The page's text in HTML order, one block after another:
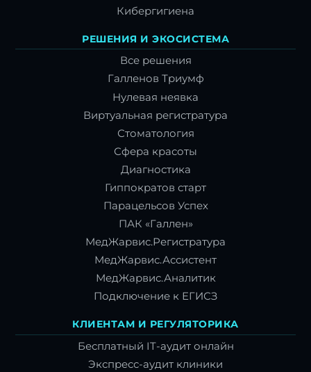
Кибергигиена
РЕШЕНИЯ И ЭКОСИСТЕМА
Все решения
Галленов Триумф
Нулевая неявка
Виртуальная регистратура
Стоматология
Сфера красоты
Диагностика
Гиппократов старт
Парацельсов Успех
ПАК «Галлен»
МедЖарвис.Регистратура
МедЖарвис.Ассистент
МедЖарвис.Аналитик
Подключение к ЕГИСЗ
КЛИЕНТАМ И РЕГУЛЯТОРИКА
Бесплатный IT-аудит онлайн
Экспресс-аудит клиники